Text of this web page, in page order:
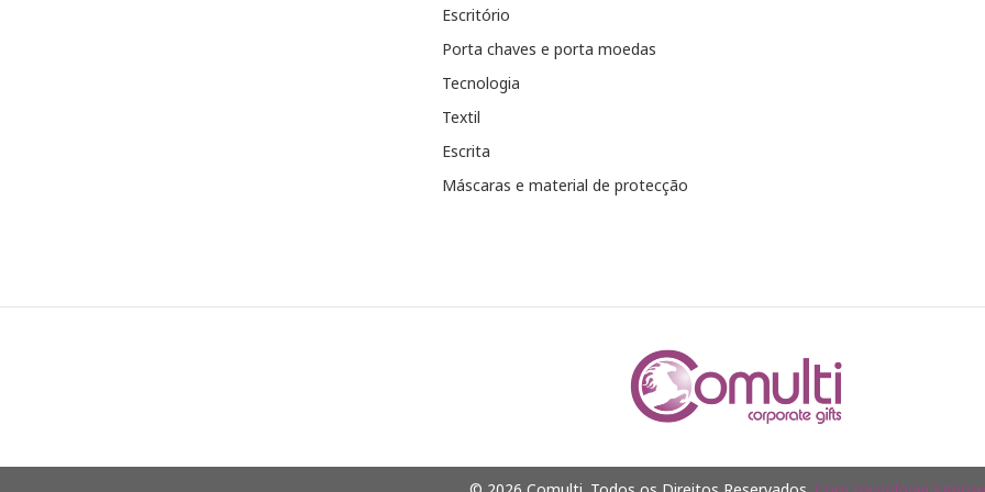
Escritório
Porta chaves e porta moedas
Tecnologia
Textil
Escrita
Máscaras e material de protecção